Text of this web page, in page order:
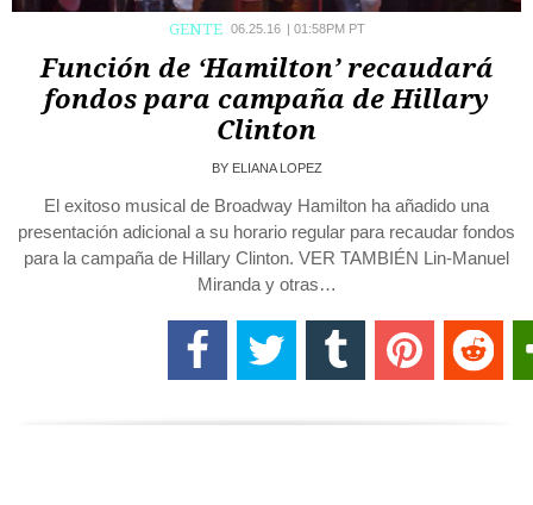
GENTE 06.25.16 01:58PM PT
Función de ‘Hamilton’ recaudará
fondos para campaña de Hillary
Clinton
BY ELIANA LOPEZ
El exitoso musical de Broadway Hamilton ha añadido una
presentación adicional a su horario regular para recaudar fondos
para la campaña de Hillary Clinton. VER TAMBIÉN Lin-Manuel
Miranda y otras…